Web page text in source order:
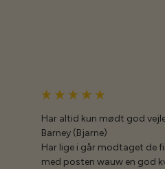
Har altid kun mødt god
Barney (Bjarne)
Har lige i går modtaget de
med posten wauw en god